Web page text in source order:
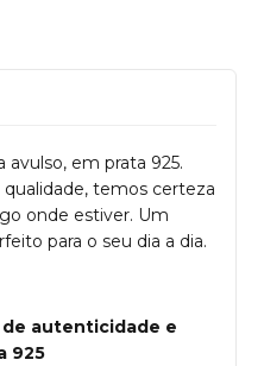
avulso, em prata 925.
temos certeza
onde estiver. Um
para o seu dia a dia.
autenticidade e
925